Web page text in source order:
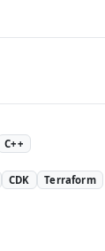
C++
CDK Terraform